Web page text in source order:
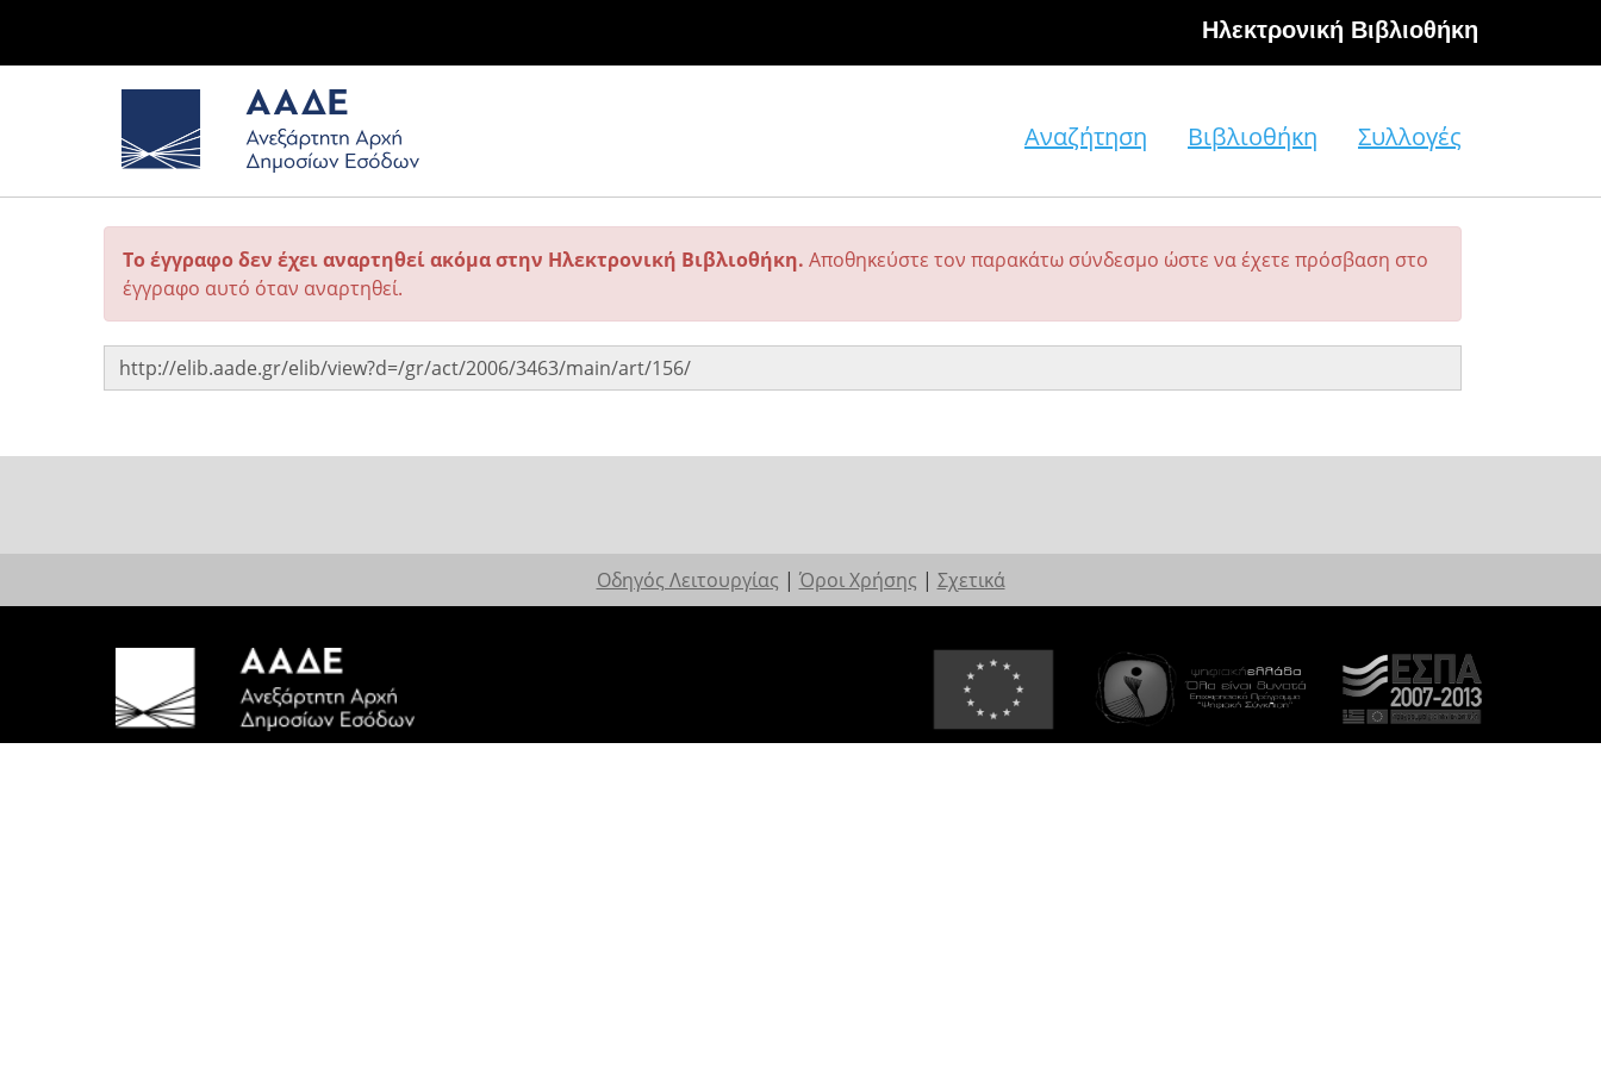
Hλεκτρονική Βιβλιοθήκη
Αναζήτηση Βιβλιοθήκη Συλλογές
Το έγγραφο δεν έχει αναρτηθεί ακόμα στην Ηλεκτρονική Βιβλιοθήκη. Αποθηκεύστε τον παρακάτω σύνδεσμο ώστε να έχετε πρόσβαση στο
έγγραφο αυτό όταν αναρτηθεί.
Οδηγός Λειτουργίας | Όροι Χρήσης | Σχετικά